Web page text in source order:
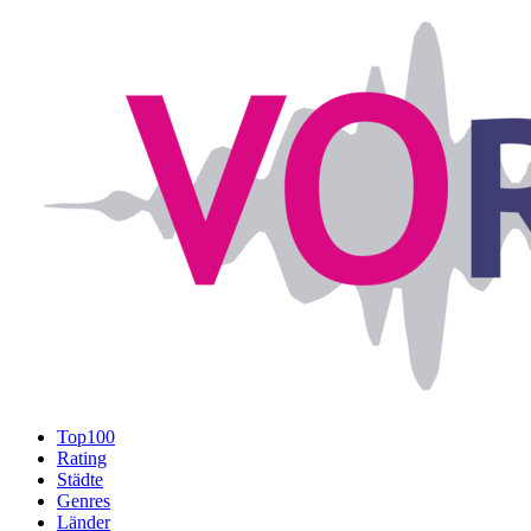
Top100
Rating
Städte
Genres
Länder